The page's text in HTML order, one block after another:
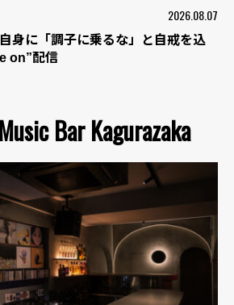
2026.08.07
身に「調子に乗るな」と自戒を込
on”配信
Bar Kagurazaka